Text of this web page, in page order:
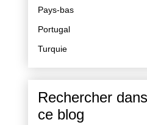
Pays-bas
Portugal
Turquie
Rechercher dans
ce blog